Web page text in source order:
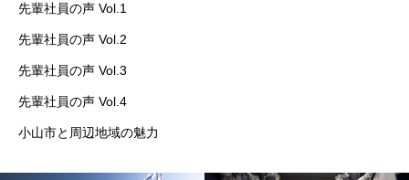
先輩社員の声 Vol.1
先輩社員の声 Vol.2
先輩社員の声 Vol.3
先輩社員の声 Vol.4
小山市と周辺地域の魅力